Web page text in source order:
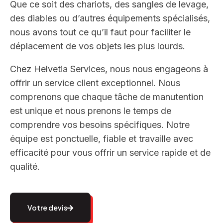
Que ce soit des chariots, des sangles de levage,
des diables ou d’autres équipements spécialisés,
nous avons tout ce qu’il faut pour faciliter le
déplacement de vos objets les plus lourds.
Chez Helvetia Services, nous nous engageons à
offrir un service client exceptionnel. Nous
comprenons que chaque tâche de manutention
est unique et nous prenons le temps de
comprendre vos besoins spécifiques. Notre
équipe est ponctuelle, fiable et travaille avec
efficacité pour vous offrir un service rapide et de
qualité.
Votre devis